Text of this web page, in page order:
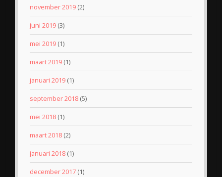
november 2019 (2)
juni 2019 (3)
mei 2019 (1)
maart 2019 (1)
januari 2019 (1)
september 2018 (5)
mei 2018 (1)
maart 2018 (2)
januari 2018 (1)
december 2017 (1)